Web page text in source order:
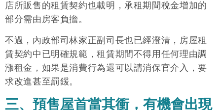
店所販售的租賃契約也載明，承租期間稅金增加的
部分需由房客負擔。
不過，內政部司林家正副司長也已經澄清，房屋租
賃契約中已明確規範，租賃期間不得用任何理由調
漲租金，如果是消費行為還可以請消保官介入，要
求改進甚至罰鍰。
三、預售屋首當其衝，有機會出現